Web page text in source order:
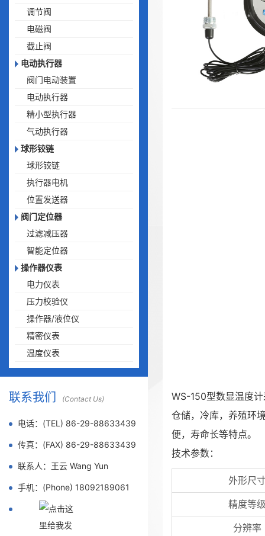
调节阀
电磁阀
截止阀
电动执行器
阀门电动装置
电动执行器
精小型执行器
气动执行器
球形铰链
球形铰链
执行器电机
位置发送器
阀门定位器
过滤减压器
智能定位器
操作器仪表
电力仪表
压力校验仪
操作器/液位仪
精密仪表
温度仪表
联系我们 (Contact Us)
电话：(TEL) 86-29-88633439
传真：(FAX) 86-29-88633439
联系人：王云 Wang Yun
手机：(Phone) 18092189061
WS-150型数显温度
仓储，冷库，养殖环
便，寿命长等特点。
技术参数：
外形尺
精度等
分辨率